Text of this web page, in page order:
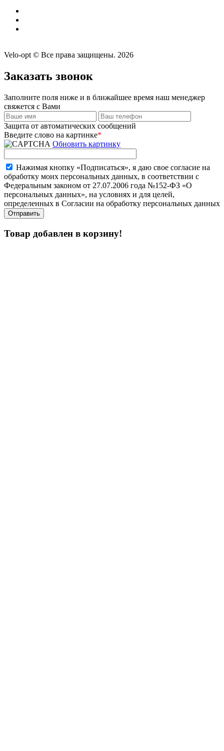
Velo-opt © Все права защищены. 2026
Заказать звонок
Заполните поля ниже и в ближайшее время наш менеджер
свяжется с Вами
Защита от автоматических сообщений
Введите слово на картинке*
Обновить картинку
Нажимая кнопку «Подписаться», я даю свое согласие на
обработку моих персональных данных, в соответствии с
Федеральным законом от 27.07.2006 года №152-ФЗ «О
персональных данных», на условиях и для целей,
определенных в Согласии на обработку персональных данных
Товар добавлен в корзину!